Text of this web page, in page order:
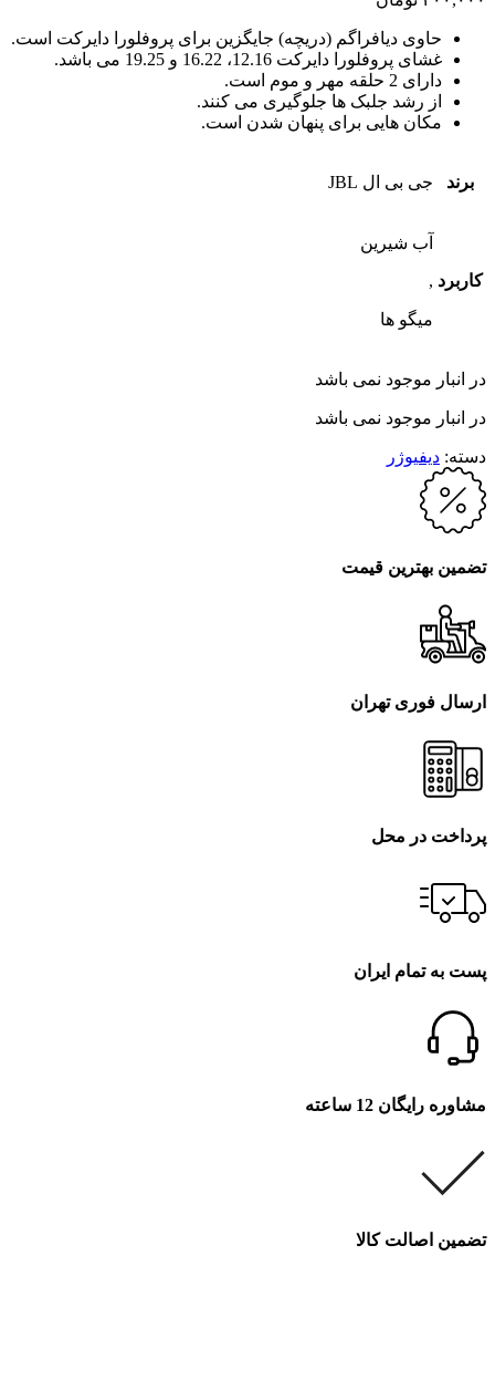
حاوی دیافراگم (دریچه) جایگزین برای پروفلورا دایرکت است.
غشای پروفلورا دایرکت 12.16، 16.22 و 19.25 می باشد.
دارای 2 حلقه مهر و موم است.
از رشد جلبک ها جلوگیری می کنند.
مکان هایی برای پنهان شدن است.
برند جی بی ال JBL
کاربرد
آب شیرین
,
میگو ها
در انبار موجود نمی باشد
در انبار موجود نمی باشد
دسته: دیفیوژر
تضمین بهترین قیمت
ارسال فوری تهران
پرداخت در محل
پست به تمام ایران
مشاوره رایگان 12 ساعته
تضمین اصالت کالا